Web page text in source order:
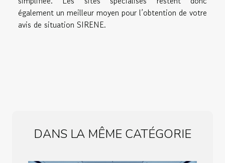
également un meilleur moyen pour l’obtention de votre
avis de situation SIRENE.
DANS LA MÊME CATÉGORIE